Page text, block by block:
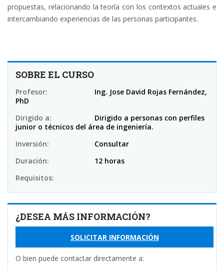
propuestas, relacionando la teoría con los contextos actuales e
intercambiando experiencias de las personas participantes.
SOBRE EL CURSO
Profesor:
Ing. Jose David Rojas Fernández,
PhD
Dirigido a:
Dirigido a personas con perfiles
junior o técnicos del área de ingeniería.
Inversión:
Consultar
Duración:
12 horas
Requisitos:
¿DESEA MÁS INFORMACIÓN?
SOLICITAR INFORMACIÓN
O bien puede contactar directamente a: